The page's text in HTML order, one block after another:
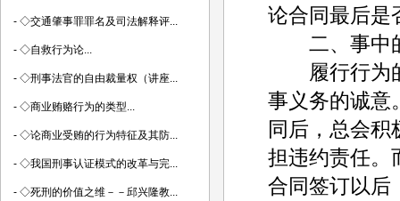
论合同最后是
二、事中
履行行为的
事义务的诚意
同后，总会积
担违约责任。
合同签订以后
- ◇交通肇事罪罪名及司法解释评...
- ◇自救行为论...
- ◇刑事法官的自由裁量权（讲座...
- ◇商业贿赂行为的类型...
- ◇论商业受贿的行为特征及其防...
- ◇我国刑事认证模式的改革与完...
- ◇死刑的价值之维－－邱兴隆教...